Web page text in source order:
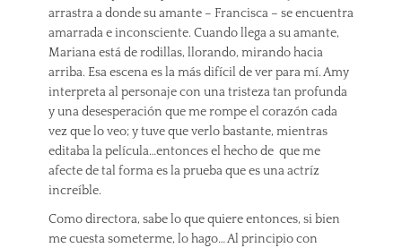
arrastra a donde su amante – Francisca – se encuentra
amarrada e inconsciente. Cuando llega a su amante,
Mariana está de rodillas, llorando, mirando hacia
arriba. Esa escena es la más difícil de ver para mí. Amy
interpreta al personaje con una tristeza tan profunda
y una desesperación que me rompe el corazón cada
vez que lo veo; y tuve que verlo bastante, mientras
editaba la película…entonces el hecho de que me
afecte de tal forma es la prueba que es una actríz
increíble.
Como directora, sabe lo que quiere entonces, si bien
me cuesta someterme, lo hago… Al principio con